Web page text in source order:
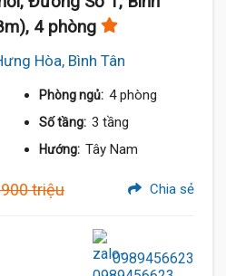
4 phòng
Hòa, Bình Tân
Phòng ngủ: 4 phòng
Số tầng: 3 tầng
Hướng: Tây Nam
triệu Chia sẻ
0989456623